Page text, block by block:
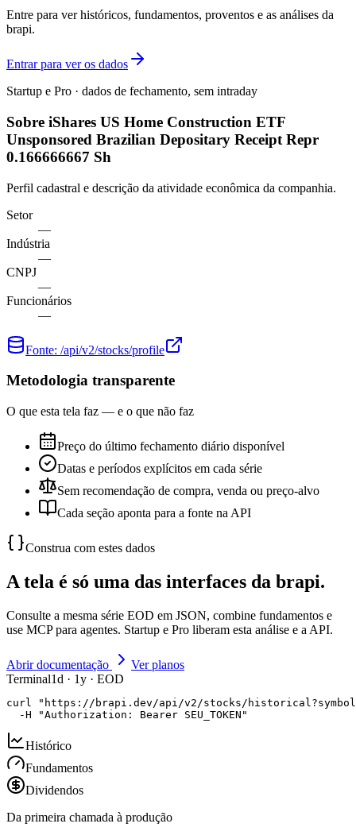
Entre para ver históricos, fundamentos, proventos e as análises da
brapi.
Entrar para ver os dados
Startup e Pro · dados de fechamento, sem intraday
Sobre iShares US Home Construction ETF
Unsponsored Brazilian Depositary Receipt Repr
0.166666667 Sh
Perfil cadastral e descrição da atividade econômica da companhia.
Setor
—
Indústria
—
CNPJ
—
Funcionários
—
Fonte: /api/v2/stocks/profile
Metodologia transparente
O que esta tela faz — e o que não faz
Preço do último fechamento diário disponível
Datas e períodos explícitos em cada série
Sem recomendação de compra, venda ou preço-alvo
Cada seção aponta para a fonte na API
Construa com estes dados
A tela é só uma das interfaces da brapi.
Consulte a mesma série EOD em JSON, combine fundamentos e
use MCP para agentes. Startup e Pro liberam esta análise e a API.
Abrir documentação
Ver planos
Terminal1d · 1y · EOD
curl "https://brapi.dev/api/v2/stocks/
  -H "Authorization: Bearer SEU_TOKEN"
Histórico
Fundamentos
Dividendos
Da primeira chamada à produção